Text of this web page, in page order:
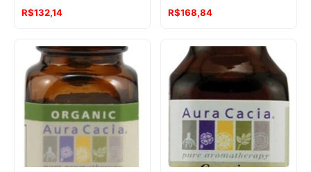
O
original
era:
R$146,00.
R$132,14O
atual
é:
R$132,14.
O
original
era:
R$188,90.
R$168,84O
atual
é:
R$168,84.